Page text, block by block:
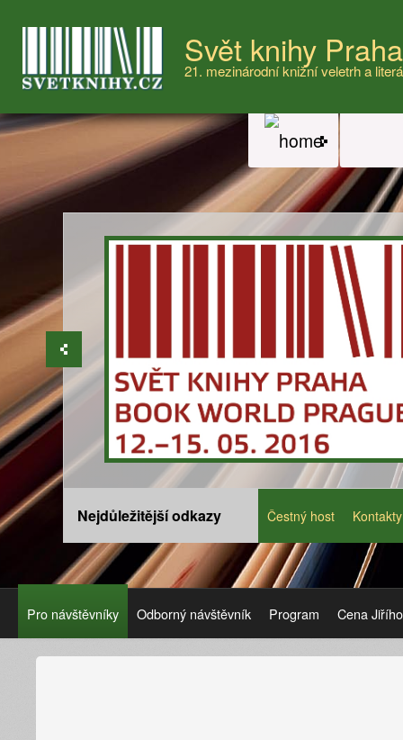
Svět knihy
21. mezinárodní knižní veletrh a
Nejdůležitější odkazy Čestný host Kontakty
Pro návštěvníky Odborný návštěvník Program Cena